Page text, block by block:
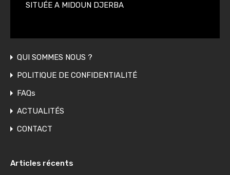
SITUÉE A MIDOUN DJERBA
QUI SOMMES NOUS ?
POLITIQUE DE CONFIDENTIALITÉ
FAQs
ACTUALITÉS
CONTACT
Articles récents